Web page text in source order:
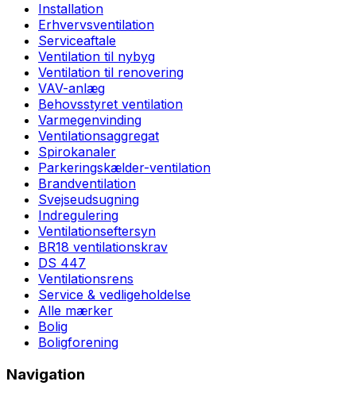
Installation
Erhvervsventilation
Serviceaftale
Ventilation til nybyg
Ventilation til renovering
VAV-anlæg
Behovsstyret ventilation
Varmegenvinding
Ventilationsaggregat
Spirokanaler
Parkeringskælder-ventilation
Brandventilation
Svejseudsugning
Indregulering
Ventilationseftersyn
BR18 ventilationskrav
DS 447
Ventilationsrens
Service & vedligeholdelse
Alle mærker
Bolig
Boligforening
Navigation